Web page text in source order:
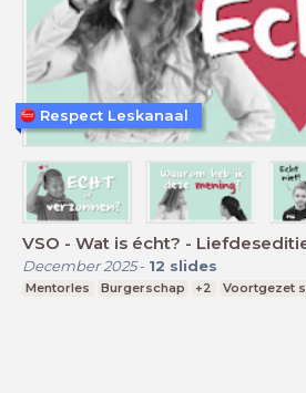
VSO - Wat is écht? -
December 2025- 12 slides
Mentorles Burgerschap +2 Voortgezet
Respect Leskanaal